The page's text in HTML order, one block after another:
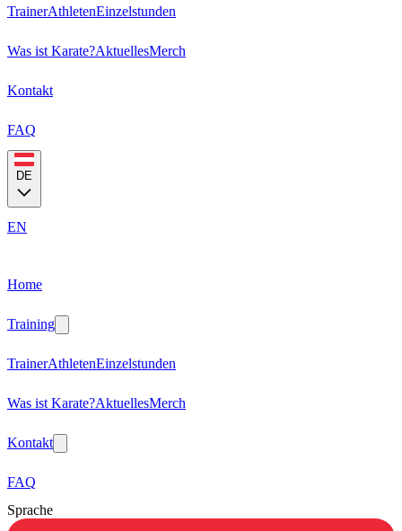
TrainerAthletenEinzelstunden
Was ist Karate?AktuellesMerch
Kontakt
FAQ
DE
EN
Home
Training
TrainerAthletenEinzelstunden
Was ist Karate?AktuellesMerch
Kontakt
FAQ
Sprache